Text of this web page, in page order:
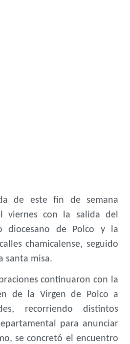
de este fin de semana
viernes con la salida del
diocesano de Polco y la
chamicalense, seguido
santa misa.
continuaron con la
de la Virgen de Polco a
recorriendo distintos
para anunciar
se concretó el encuentro